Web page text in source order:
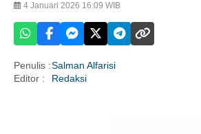
4 Januari 2026 16:09 WIB
Penulis :Salman Alfarisi
Editor :
Redaksi